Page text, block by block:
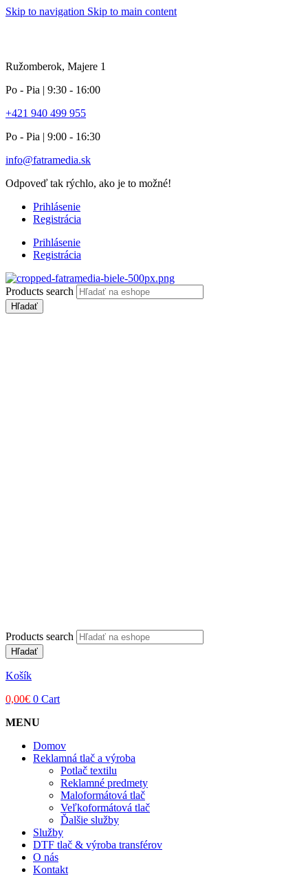
Skip to navigation Skip to main content
Ružomberok, Majere 1
Po - Pia | 9:30 - 16:00
+421 940 499 955
Po - Pia | 9:00 - 16:30
info@fatramedia.sk
Odpoveď tak rýchlo, ako je to možné!
Prihlásenie
Registrácia
Prihlásenie
Registrácia
Products search
Hľadať
Products search
Hľadať
Košík
0,00€ 0 Cart
MENU
Domov
Reklamná tlač a výroba
Potlač textilu
Reklamné predmety
Maloformátová tlač
Veľkoformátová tlač
Ďalšie služby
Služby
DTF tlač & výroba transférov
O nás
Kontakt